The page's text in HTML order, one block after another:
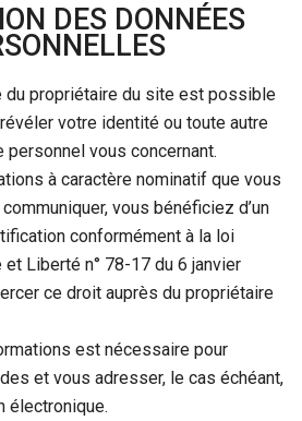
DES DONNÉES
du propriétaire du site est possible
votre identité ou toute autre
personnel vous concernant.
à caractère nominatif que vous
vous bénéficiez d’un
conformément à la loi
Liberté n° 78-17 du 6 janvier
ce droit auprès du propriétaire
est nécessaire pour
et vous adresser, le cas échéant,
électronique.